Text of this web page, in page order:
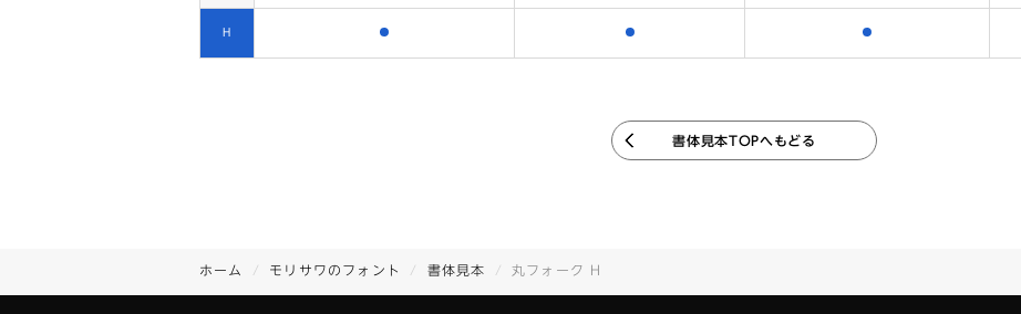
H 含まれます
書体見本TOPへもどる
ホーム モリサワのフォント 書体見本 丸フォーク H